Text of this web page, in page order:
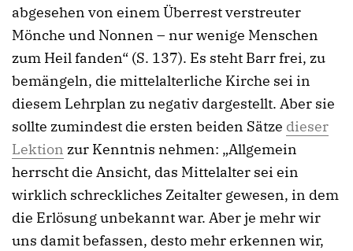
abgesehen von einem Überrest verstreuter
Mönche und Nonnen – nur wenige Menschen
zum Heil fanden“ (S. 137). Es steht Barr frei, zu
bemängeln, die mittelalterliche Kirche sei in
diesem Lehrplan zu negativ dargestellt. Aber sie
sollte zumindest die ersten beiden Sätze dieser
Lektion zur Kenntnis nehmen: „Allgemein
herrscht die Ansicht, das Mittelalter sei ein
wirklich schreckliches Zeitalter gewesen, in dem
die Erlösung unbekannt war. Aber je mehr wir
uns damit befassen, desto mehr erkennen wir,